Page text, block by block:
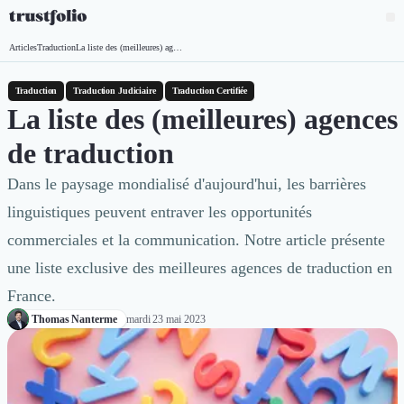
Pourquoi Trustfolio ?
Mesure de satisfaction
Collecte d'avis vérifiés B2B
Collecte d’avis Google
Import d'avis existants
Widgets d'avis
Vidéo de témoignage
Parrainage
Intent data
Vitrine & média
Suivi du ROI
Voir tous nos avis clients
Découvrir
Découvrir
ArticlesTraduction
Traduction Traduction Judiciaire Traduction Certifiée
La liste des (meilleures) agences
de traduction
Dans le paysage mondialisé d'aujourd'hui, les barrières
linguistiques peuvent entraver les opportunités
commerciales et la communication. Notre article présente
une liste exclusive des meilleures agences de traduction en
France.
Thomas Nanterme mardi 23 mai 2023